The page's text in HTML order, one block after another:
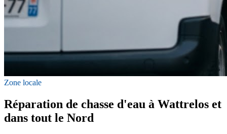
Zone locale
Réparation de chasse d'eau à Wattrelos et
dans tout le Nord